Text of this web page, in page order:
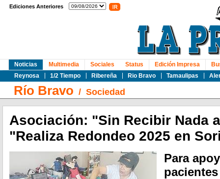
Ediciones Anteriores
Noticias
Reynosa
1/2 Tiempo Ribereña Rio Bravo Tamaulipas
Multimedia Sociales Status Edición Impresa
Río Bravo / Sociedad
Asociación: "Sin Recibir Nada
"Realiza Redondeo 2025 en
Para